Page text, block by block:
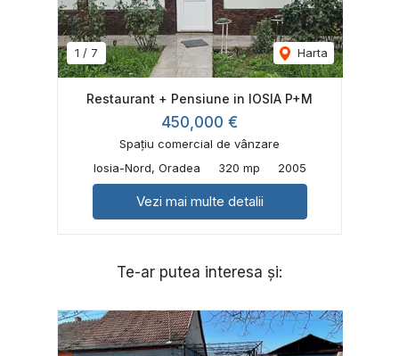
1 / 7 Harta
Restaurant + Pensiune in IOSIA P+M
450,000 €
Spațiu comercial de vânzare
Iosia-Nord, Oradea
320 mp 2005
Vezi mai multe detalii
Te-ar putea interesa și: